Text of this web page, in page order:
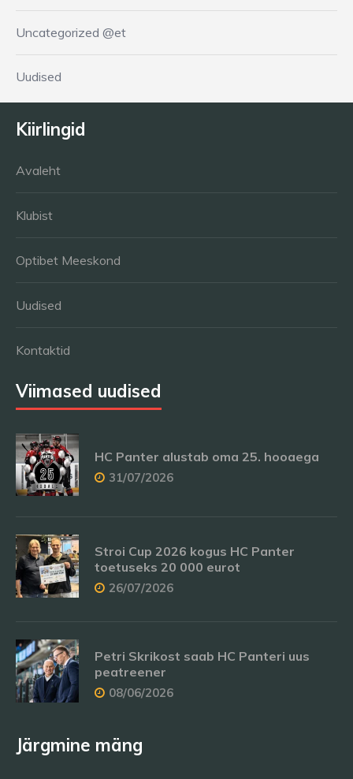
Uncategorized @et
Uudised
Kiirlingid
Avaleht
Klubist
Optibet Meeskond
Uudised
Kontaktid
Viimased uudised
HC Panter alustab oma 25. hooaega
31/07/2026
Stroi Cup 2026 kogus HC Panter
toetuseks 20 000 eurot
26/07/2026
Petri Skrikost saab HC Panteri uus
peatreener
08/06/2026
Järgmine mäng